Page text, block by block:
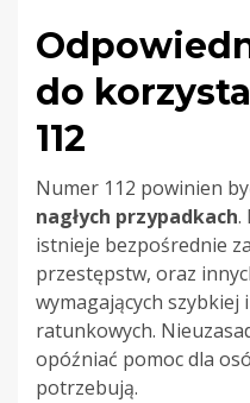
do
112
Numer 112 powinien
nagłych przypadkach.
istnieje bezpośrednie
przestępstw, oraz
wymagających szybkiej
ratunkowych.
opóźniać pomoc dla
potrzebują.